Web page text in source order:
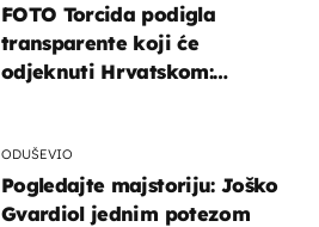
FOTO Torcida podigla
transparente koji će
odjeknuti Hrvatskom:
ODUŠEVIO
Pogledajte majstoriju: Joško
Gvardiol jednim potezom